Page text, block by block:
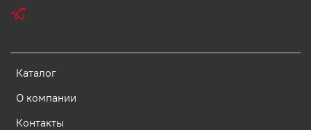
Каталог
О компании
Контакты